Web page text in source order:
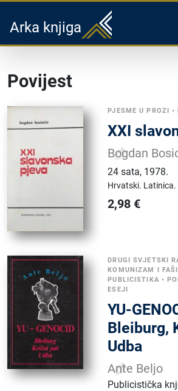
Arka knjiga
Povijest
PJESME U PROZI •
XXI
Bogdan
24 sata, 1978.
Hrvatski. Latinica.
2,98 €
DRUGI SVJETSKI
KOMUNIZAM I
PUBLICISTIKA •
ESEJI
YU-
Bleiburg,
Udba
Ante Beljo
Publicistička